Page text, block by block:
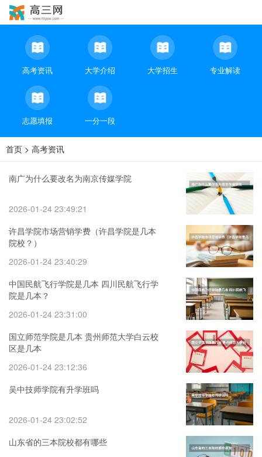
高考资讯 大学介绍 大学招生 专业解读
志愿填报 一分一段
首页 > 高考资讯
南广为什么要改名为南京传媒学院
2026-01-24 23:49:21
许昌学院市场营销学费（许昌学院是几本
院校？）
2026-01-24 23:40:29
中国民航飞行学院是几本 四川民航飞行学
院是几本？
2026-01-24 23:31:00
国立师范学院是几本 贵州师范大学白云校
区是几本
2026-01-24 23:12:36
吴中技师学院有升学班吗
2026-01-24 23:02:52
山东省的三本院校都有哪些